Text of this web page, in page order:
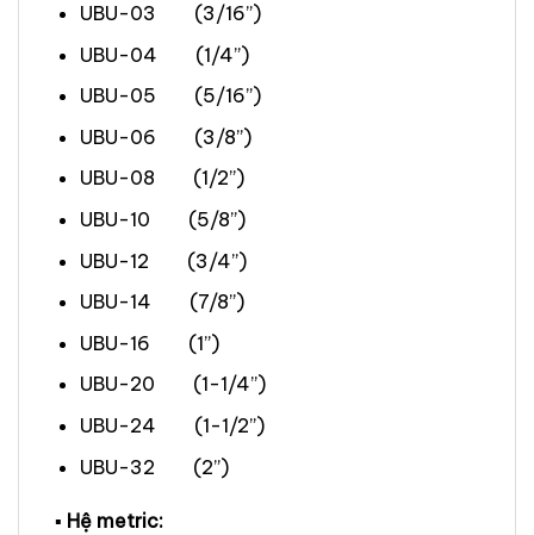
UBU-03 (3/16”)
UBU-04 (1/4”)
UBU-05 (5/16”)
UBU-06 (3/8”)
UBU-08 (1/2”)
UBU-10 (5/8”)
UBU-12 (3/4”)
UBU-14 (7/8”)
UBU-16 (1”)
UBU-20 (1-1/4”)
UBU-24 (1-1/2”)
UBU-32 (2”)
▪ Hệ metric: